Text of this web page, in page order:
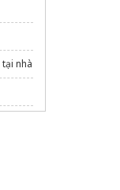
tại nhà